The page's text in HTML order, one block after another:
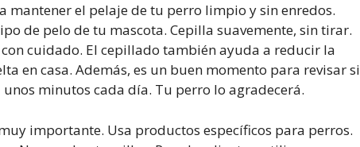
mantener el pelaje de tu perro limpio y sin enredos.
de pelo de tu mascota. Cepilla suavemente, sin tirar.
cuidado. El cepillado también ayuda a reducir la
en casa. Además, es un buen momento para revisar si
minutos cada día. Tu perro lo agradecerá.
importante. Usa productos específicos para perros.